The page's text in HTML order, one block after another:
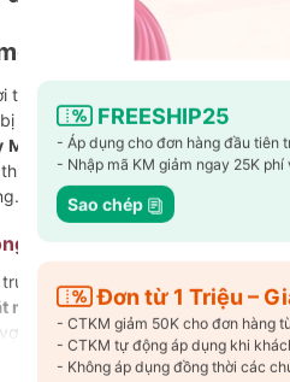
lúc mọi nơi
tiết nóng ẩm, muỗi xuất hiện
vừa chủ động vừa tự động là
chính là giải pháp tối ưu, kết
kế hiện đại, giúp tiêu diệt
1 – Chủ động & tự động
thống, sản phẩm không chỉ
muỗi thông minhkhi đặt vào
muỗi cho đến đặt cố định trong
Xem thêm
FREESHIP25
- Áp dụng cho đơn hàng đầu tiên
- Nhập mã KM giảm ngay 25K phí
Sao chép
Đơn từ 1 Triệu –
- CTKM giảm 50K cho đơn hàng
- CTKM tự động áp dụng khi
- Không áp dụng đồng thời các